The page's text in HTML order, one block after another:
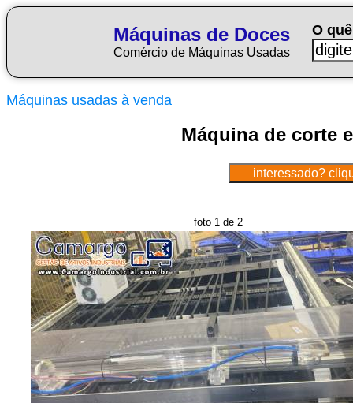
Máquinas de Doces
Comércio de Máquinas Usadas
O
Máquinas usadas à venda
Máquina de corte
foto 1 de 2